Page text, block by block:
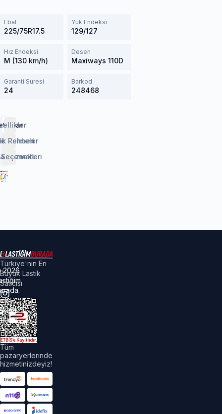
Ebat
225/75R17.5
Yük Endeksi
129/127
Hız Endeksi
M (130 km/h)
Desen
Maxiways 110D
Garanti Süresi
24
Barkod
248468
Rehberi
Hizmeti
Türkiye'nin En
Büyük Lastik
Satıcısı
Tüm
pazaryerlerinde
hizmetinizdeyiz!
2026